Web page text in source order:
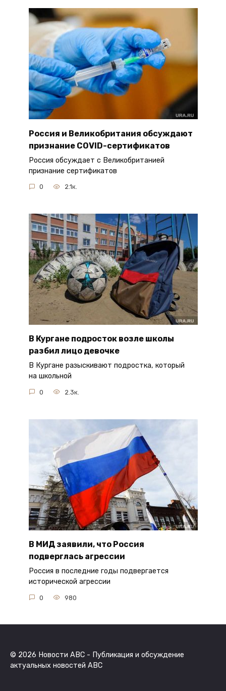
Россия и Великобритания обсуждают
признание COVID-сертификатов
Россия обсуждает с Великобританией
признание сертификатов
0 2.1к.
В Кургане подросток возле школы
разбил лицо девочке
В Кургане разыскивают подростка, который
на школьной
0 2.3к.
В МИД заявили, что Россия
подверглась агрессии
Россия в последние годы подвергается
исторической агрессии
0 980
© 2026 Новости ABC - Публикация и обсуждение
актуальных новостей ABC